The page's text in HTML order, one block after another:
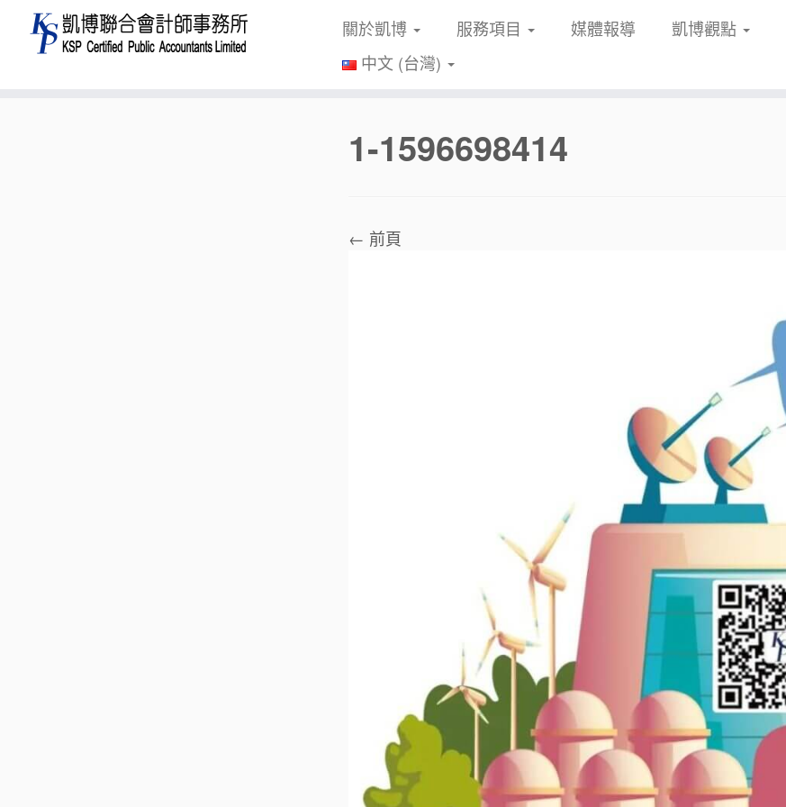
關於凱博 服務項目 媒體報導 凱博觀點
中文 (台灣)
1-1596698414
← 前頁